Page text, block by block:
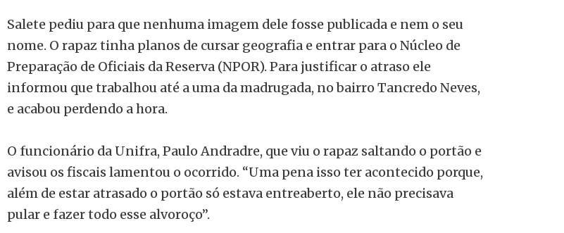
Salete pediu para que nenhuma imagem dele fosse publicada e nem o seu
nome. O rapaz tinha planos de cursar geografia e entrar para o Núcleo de
Preparação de Oficiais da Reserva (NPOR). Para justificar o atraso ele
informou que trabalhou até a uma da madrugada, no bairro Tancredo Neves,
e acabou perdendo a hora.
O funcionário da Unifra, Paulo Andradre, que viu o rapaz saltando o portão e
avisou os fiscais lamentou o ocorrido. “Uma pena isso ter acontecido porque,
além de estar atrasado o portão só estava entreaberto, ele não precisava
pular e fazer todo esse alvoroço”.